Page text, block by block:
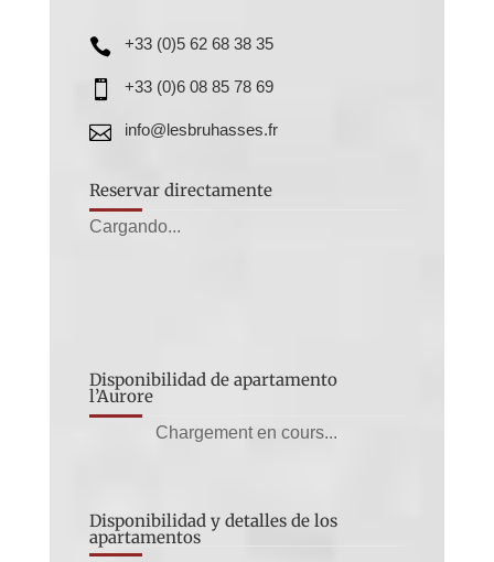
 +33 (0)5 62 68 38 35
 +33 (0)6 08 85 78 69
 info@lesbruhasses.fr
Reservar directamente
Cargando...
Disponibilidad de apartamento
l’Aurore
Chargement en cours...
Disponibilidad y detalles de los
apartamentos